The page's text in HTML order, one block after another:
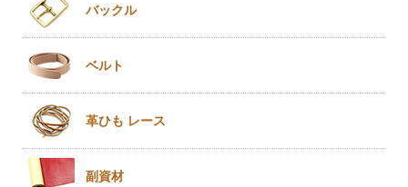
バックル
ベルト
革ひも レース
副資材